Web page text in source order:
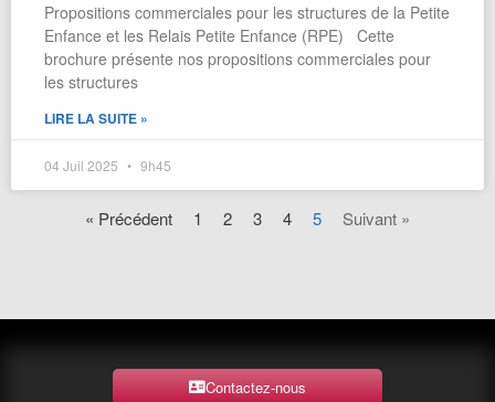
Propositions commerciales pour les structures de la Petite
Enfance et les Relais Petite Enfance (RPE) Cette
brochure présente nos propositions commerciales pour
les structures
LIRE LA SUITE »
04 Juil 2025 9h45
« Précédent 1 2 3 4 5 Suivant »
Contactez-nous